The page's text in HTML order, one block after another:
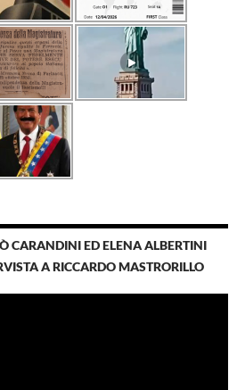
CARANDINI ED ELENA ALBERTINI
A RICCARDO MASTRORILLO